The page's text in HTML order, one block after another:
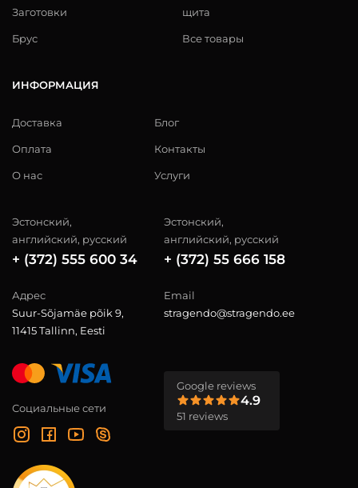
Заготовки
Брус
щита
Все товары
ИНФОРМАЦИЯ
Доставка
Оплата
О нас
Блог
Контакты
Услуги
Эстонский,
английский, русский
+ (372) 555 600 34
Эстонский,
английский, русский
+ (372) 55 666 158
Адрес
Suur-Sõjamäe põik 9,
11415 Tallinn, Eesti
Email
stragendo@stragendo.ee
Социальные сети
Google reviews
4.9
51 reviews